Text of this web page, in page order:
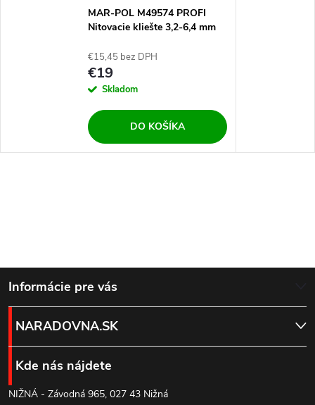
MAR-POL M49574 PROFI
Nitovacie kliešte 3,2-6,4 mm
€15,45 bez DPH
€19
Skladom
DO KOŠÍKA
Z
á
p
ä
Informácie pre vás
NARADOVNA.SK
Kde nás nájdete
NIŽNÁ - Závodná 965, 027 43 Nižná